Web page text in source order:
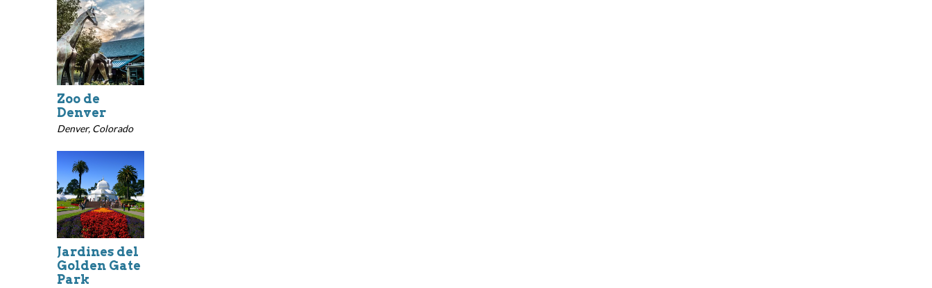
Zoo de
Denver
Denver, Colorado
Jardines del
Golden Gate
Park